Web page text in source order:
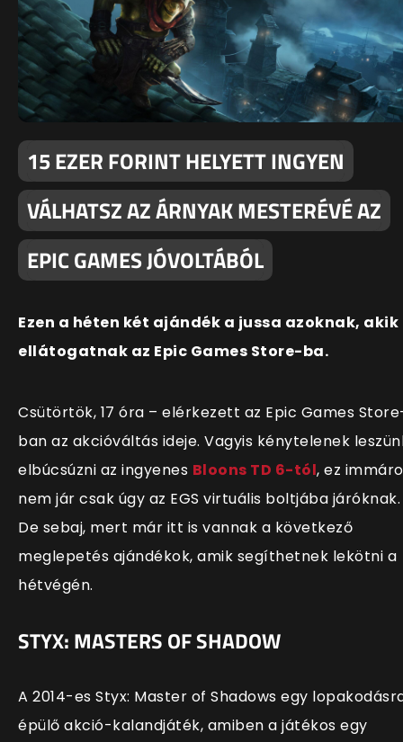
15 EZER FORINT HELYETT INGYEN
VÁLHATSZ AZ ÁRNYAK MESTERÉVÉ AZ
EPIC GAMES JÓVOLTÁBÓL
Ezen a héten két ajándék a jussa azoknak, akik
ellátogatnak az Epic Games Store-ba.
Csütörtök, 17 óra – elérkezett az Epic Games
ban az akcióváltás ideje. Vagyis kénytelenek
elbúcsúzni az ingyenes Bloons TD 6-tól, ez
nem jár csak úgy az EGS virtuális boltjába járóknak.
De sebaj, mert már itt is vannak a következő
meglepetés ajándékok, amik segíthetnek lekötni a
hétvégén.
STYX: MASTERS OF SHADOW
A 2014-es Styx: Master of Shadows egy
épülő akció-kalandjáték, amiben a játékos egy